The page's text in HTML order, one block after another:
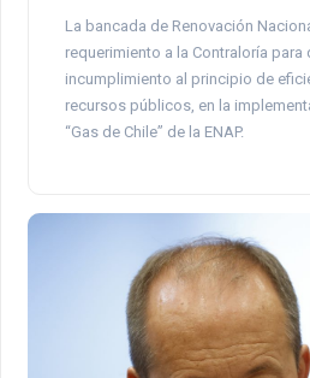
La bancada de Renovación
requerimiento a la Contraloría para
incumplimiento al principio de
recursos públicos, en la
“Gas de Chile” de la ENAP.